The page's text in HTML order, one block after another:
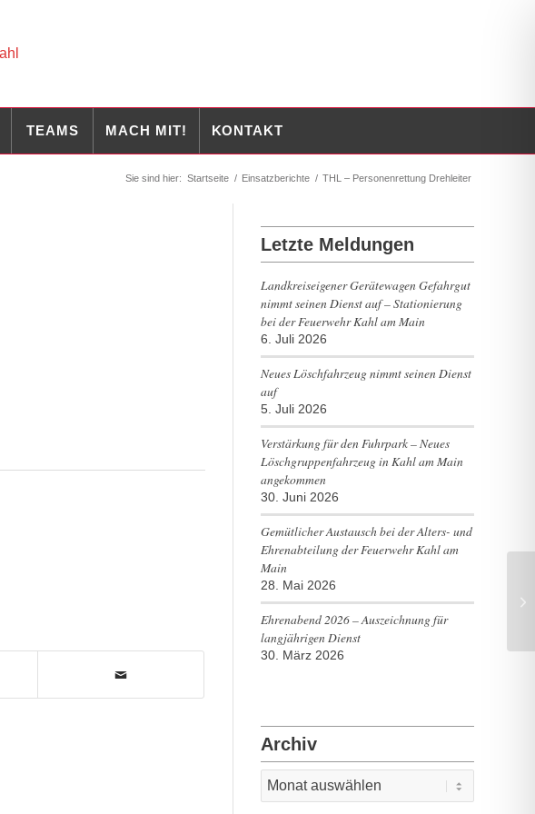
TEAMS MACH MIT! KONTAKT
Sie sind hier: Startseite / Einsatzberichte / THL – Personenrettung Drehleiter
Letzte Meldungen
Landkreiseigener Gerätewagen Gefahrgut
nimmt seinen Dienst auf – Stationierung
bei der Feuerwehr Kahl am Main
6. Juli 2026
Neues Löschfahrzeug nimmt seinen Dienst
auf
5. Juli 2026
Verstärkung für den Fuhrpark – Neues
Löschgruppenfahrzeug in Kahl am Main
angekommen
30. Juni 2026
Gemütlicher Austausch bei der Alters- und
Ehrenabteilung der Feuerwehr Kahl am
Main
28. Mai 2026
Ehrenabend 2026 – Auszeichnung für
langjährigen Dienst
30. März 2026
Archiv